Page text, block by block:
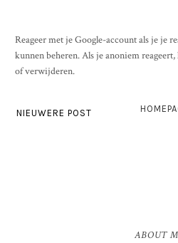
Reageer met je Google-account als je je
kunnen beheren. Als je anoniem
of verwijderen.
NIEUWERE POST
ABOUT